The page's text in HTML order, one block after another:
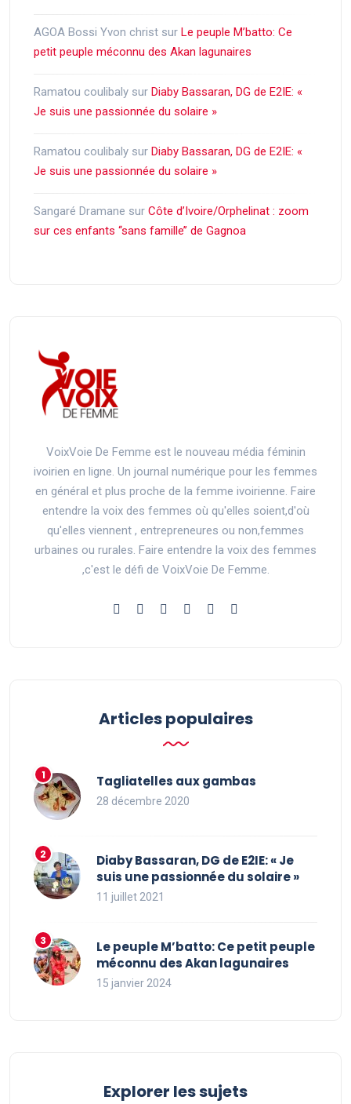
AGOA Bossi Yvon christ sur Le peuple M’batto: Ce
petit peuple méconnu des Akan lagunaires
Ramatou coulibaly sur Diaby Bassaran, DG de E2IE: «
Je suis une passionnée du solaire »
Ramatou coulibaly sur Diaby Bassaran, DG de E2IE: «
Je suis une passionnée du solaire »
Sangaré Dramane sur Côte d’Ivoire/Orphelinat : zoom
sur ces enfants ‘‘sans famille’’ de Gagnoa
VoixVoie De Femme est le nouveau média féminin
ivoirien en ligne. Un journal numérique pour les femmes
en général et plus proche de la femme ivoirienne. Faire
entendre la voix des femmes où qu'elles soient,d'où
qu'elles viennent , entrepreneures ou non,femmes
urbaines ou rurales. Faire entendre la voix des femmes
,c'est le défi de VoixVoie De Femme.
Articles populaires
Tagliatelles aux gambas
28 décembre 2020
Diaby Bassaran, DG de E2IE: « Je
suis une passionnée du solaire »
11 juillet 2021
Le peuple M’batto: Ce petit peuple
méconnu des Akan lagunaires
15 janvier 2024
Explorer les sujets